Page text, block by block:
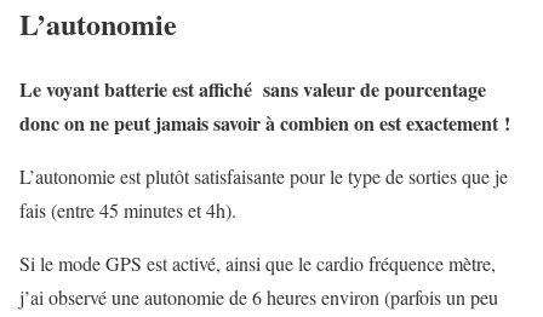
L’autonomie
Le voyant batterie est affiché sans valeur de pourcentage
donc on ne peut jamais savoir à combien on est exactement !
L’autonomie est plutôt satisfaisante pour le type de sorties que je
fais (entre 45 minutes et 4h).
Si le mode GPS est activé, ainsi que le cardio fréquence mètre,
j’ai observé une autonomie de 6 heures environ (parfois un peu